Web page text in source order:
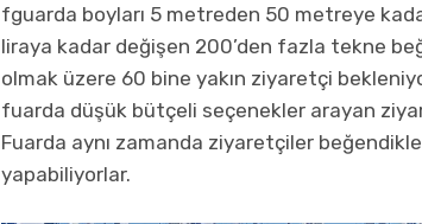
fguarda boyları 5 metreden 50 metreye
liraya kadar değişen 200’den fazla tekne
olmak üzere 60 bine yakın ziyaretçi
fuarda düşük bütçeli seçenekler arayan
Fuarda aynı zamanda ziyaretçiler
yapabiliyorlar.